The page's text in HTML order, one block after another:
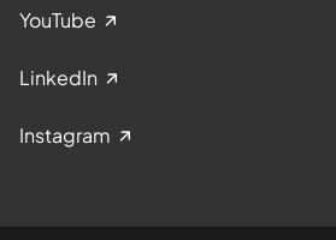
YouTube
LinkedIn
Instagram